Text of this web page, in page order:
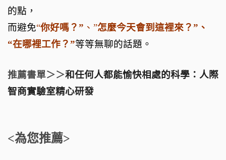
的點，
而避免“你好嗎？” 、”怎麼今天會到這裡來？”、
“在哪裡工作？”等等無聊的話題。
推薦書單＞＞和任何人都能愉快相處的科學：人際
智商實驗室精心研發
<為您推薦>